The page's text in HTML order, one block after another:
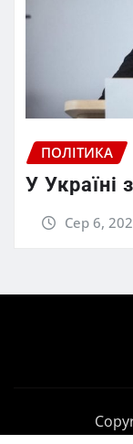
ПОЛІТИКА
У Україні
Сер 6,